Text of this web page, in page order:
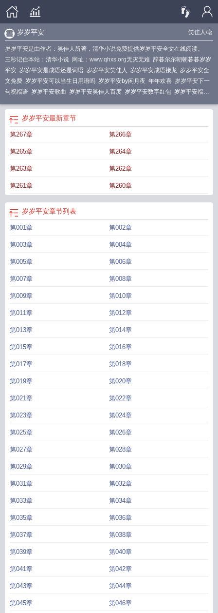
笑佳人/著
岁岁平安
岁岁平安是由作者：笑佳人所著，清华小说免费提供岁岁平安全文在线阅读。
三秒记住本站：清华小说 网址：www.qhxs.org无灾无难 辞暮尔尔朝朝暮暮岁岁
平安 岁岁平安是成语还是词语 岁岁平安笑佳人 岁岁平安成语接龙 岁岁平安全
文免费 岁岁平安可以当生日用语吗 岁岁平安by闲月夜 年年欢喜 岁岁平安下一
句祝福语 岁岁平安歌曲 岁岁平安笑佳人百度 岁岁平安数字红包 岁岁平安福到
万般宜什么意思
剑来经典语录句子岁岁平安
1v1笑佳人岁岁平安
接岁岁平安好运来年年顺景福星照 岁岁平安笑佳人全文免费
岁平安是aabc的词吗
岁岁平安的英语怎么写 岁岁平安闲月夜
岁平安的英语怎么说
岁岁平安笑佳人TXT
吗岁岁平安再无你全文免费阅读 岁岁平安是不是成语
字岁岁平安的意思岁岁平安如意下一句
岁岁平安最新章节
第267章 第266章
第265章 第264章
第263章 第262章
第261章 第260章
岁岁平安章节列表
第001章 第002章
第003章 第004章
第005章 第006章
第007章 第008章
第009章 第010章
第011章 第012章
第013章 第014章
第015章 第016章
第017章 第018章
第019章 第020章
第021章 第022章
第023章 第024章
第025章 第026章
第027章 第028章
第029章 第030章
第031章 第032章
第033章 第034章
第035章 第036章
第037章 第038章
第039章 第040章
第041章 第042章
第043章 第044章
第045章 第046章